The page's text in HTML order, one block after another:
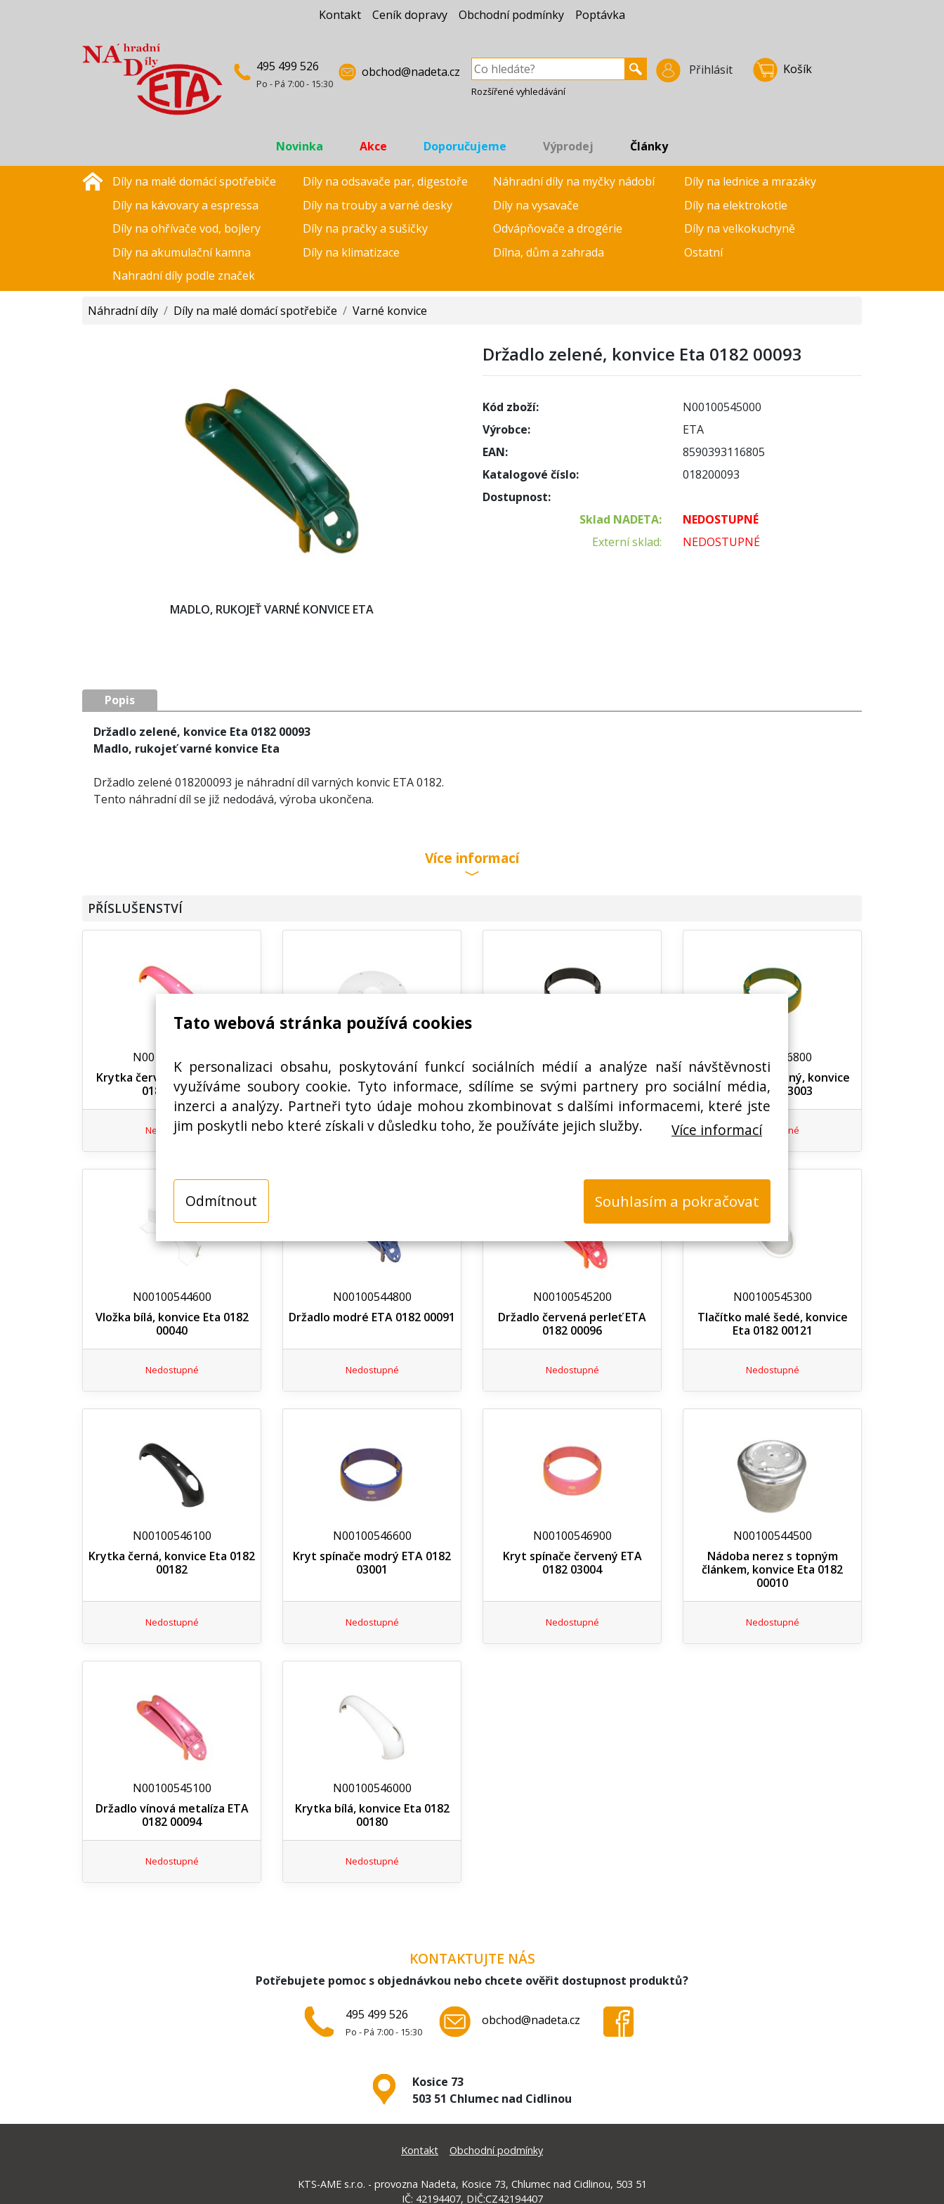
Tato webová stránka používá cookies
K personalizaci obsahu, poskytování funkcí sociálních médií a analýze naší návštěvnosti
využíváme soubory cookie. Tyto informace, sdílíme se svými partnery pro sociální média,
inzerci a analýzy. Partneři tyto údaje mohou zkombinovat s dalšími informacemi, které jste
jim poskytli nebo které získali v důsledku toho, že používáte jejich služby.
Více informací
Souhlasím a pokračovat
Odmítnout
Kontakt Ceník dopravy Obchodní podmínky Poptávka
495 499 526
Po - Pá 7:00 - 15:30
obchod@nadeta.cz Přihlásit Košík
Rozšířené vyhledávání
Novinka Akce Doporučujeme Výprodej Články
Díly na malé domácí spotřebiče Díly na odsavače par, digestoře Náhradní díly na myčky nádobí
Díly na lednice a mrazáky
Díly na kávovary a espressa
Díly na trouby a varné desky Díly na vysavače
Díly na elektrokotle
Díly na ohřívače vod, bojlery
Díly na pračky a sušičky Odvápňovače a drogérie
Díly na velkokuchyně
Díly na akumulační kamna
Díly na klimatizace Dílna, dům a zahrada
Ostatní
Nahradní díly podle značek
Náhradní díly / Díly na malé domácí spotřebiče / Varné konvice
MADLO, RUKOJEŤ VARNÉ KONVICE ETA
Držadlo zelené, konvice Eta 0182 00093
Kód zboží:
N00100545000
Výrobce:
ETA
EAN:
8590393116805
Katalogové číslo:
018200093
Dostupnost:
Sklad NADETA:
NEDOSTUPNÉ
Externí sklad:
NEDOSTUPNÉ
Popis
Držadlo zelené, konvice Eta 0182 00093
Madlo, rukojeť varné konvice Eta
Držadlo zelené 018200093 je náhradní díl varných konvic ETA 0182.
Tento náhradní díl se již nedodává, výroba ukončena.
Více informací
PŘÍSLUŠENSTVÍ
N00100546200
Krytka červená, konvice Eta
0182 00184
Nedostupné
N00100546400
Dno krytu bílé, kovice Eta 0182
02050
Nedostupné
N00100546700
Kryt spínače černý, kávovar
Eta 0182 03002
Nedostupné
N00100546800
Kryt spínače zelený, konvice
Eta 0182 03003
Nedostupné
N00100544600
Vložka bílá, konvice Eta 0182
00040
Nedostupné
N00100544800
Držadlo modré ETA 0182 00091
Nedostupné
N00100545200
Držadlo červená perleť ETA
0182 00096
Nedostupné
N00100545300
Tlačítko malé šedé, konvice
Eta 0182 00121
Nedostupné
N00100546100
Krytka černá, konvice Eta 0182
00182
Nedostupné
N00100546600
Kryt spínače modrý ETA 0182
03001
Nedostupné
N00100546900
Kryt spínače červený ETA
0182 03004
Nedostupné
N00100544500
Nádoba nerez s topným
článkem, konvice Eta 0182
00010
Nedostupné
N00100545100
Držadlo vínová metalíza ETA
0182 00094
Nedostupné
N00100546000
Krytka bílá, konvice Eta 0182
00180
Nedostupné
KONTAKTUJTE NÁS
Potřebujete pomoc s objednávkou nebo chcete ověřit dostupnost produktů?
495 499 526
Po - Pá 7:00 - 15:30
obchod@nadeta.cz
Kosice 73
503 51 Chlumec nad Cidlinou
Kontakt Obchodní podmínky
KTS-AME s.r.o. - provozna Nadeta, Kosice 73, Chlumec nad Cidlinou, 503 51
IČ: 42194407, DIČ:CZ42194407